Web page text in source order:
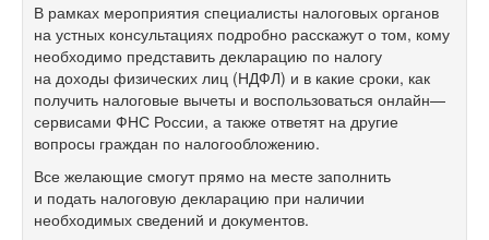
В рамках мероприятия специалисты налоговых органов
на устных консультациях подробно расскажут о том, кому
необходимо представить декларацию по налогу
на доходы физических лиц (НДФЛ) и в какие сроки, как
получить налоговые вычеты и воспользоваться онлайн—
сервисами ФНС России, а также ответят на другие
вопросы граждан по налогообложению.
Все желающие смогут прямо на месте заполнить
и подать налоговую декларацию при наличии
необходимых сведений и документов.